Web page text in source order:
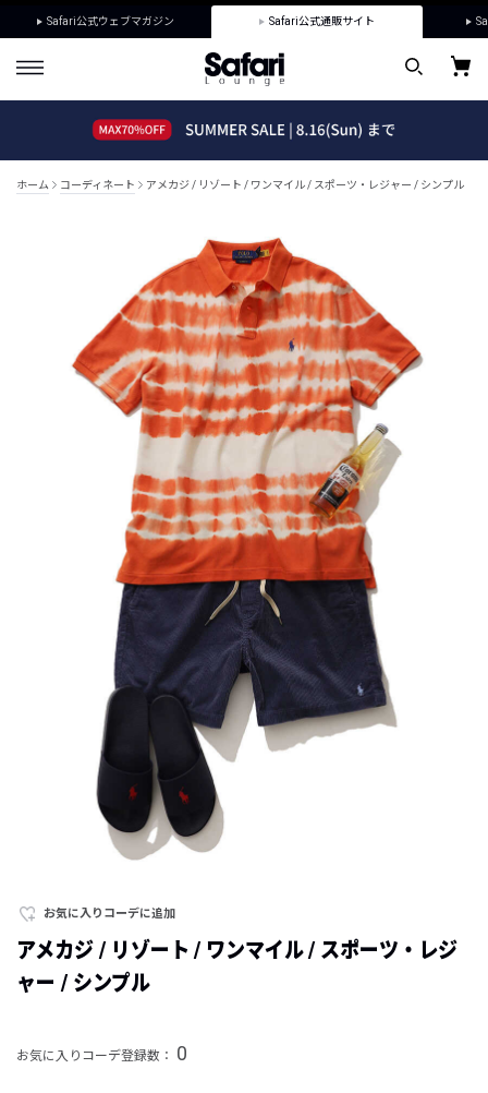
Safari公式ウェブマガジン Safari公式通販サイト
ホーム コーディネート アメカジ / リゾート / ワンマイル / スポーツ・レジャー / シンプル
お気に入りコーデに追加
アメカジ / リゾート / ワンマイル / スポーツ・レジ
ャー / シンプル
お気に入りコーデ登録数： 0